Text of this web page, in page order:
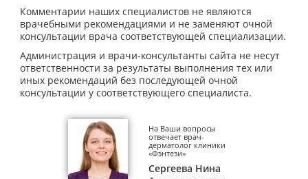
Комментарии наших специалистов не являются
врачебными рекомендациями и не заменяют очной
консультации врача соответствующей специализации.
Администрация и врачи-консультанты сайта не несут
ответственности за результаты выполнения тех или
иных рекомендаций без последующей очной
консультации у соответствующего специалиста.
На Ваши вопросы
отвечает врач-
дерматолог клиники
«Фэнтези»
Сергеева Нина